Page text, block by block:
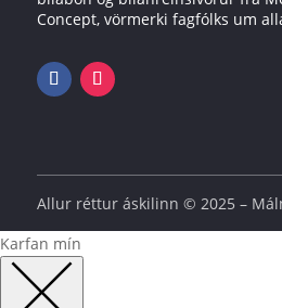
Concept, vörmerki fagfólks um
Allur réttur áskilinn © 2025 –
Karfan mín